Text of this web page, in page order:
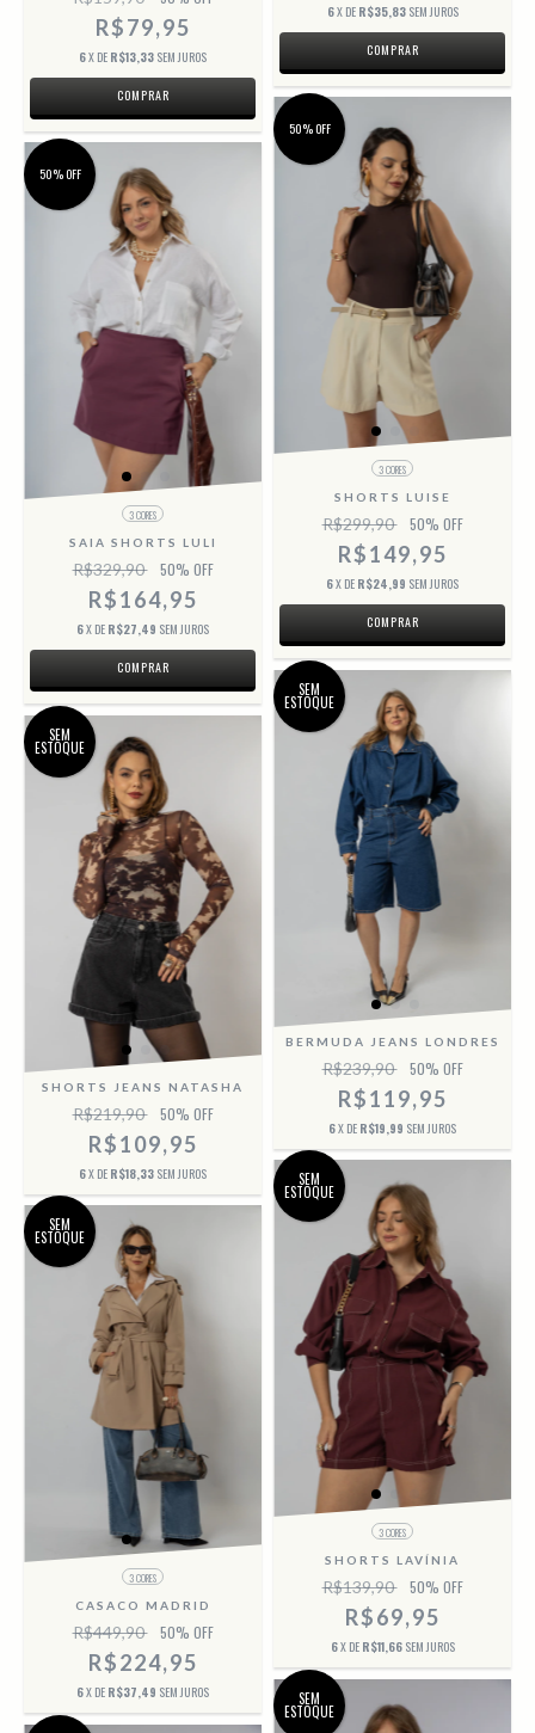
R$79,95
6X DE R$13,33 SEM JUROS
COMPRAR
6X DE R$35,83 SEM JUROS
COMPRAR
50% OFF
3 CORES
SAIA SHORTS LULI
R$329,90 50% OFF
R$164,95
6X DE R$27,49 SEM JUROS
COMPRAR
50% OFF
3 CORES
SHORTS LUISE
R$299,90 50% OFF
R$149,95
6X DE R$24,99 SEM JUROS
COMPRAR
SEM
ESTOQUE
SHORTS JEANS NATASHA
R$219,90 50% OFF
R$109,95
6X DE R$18,33 SEM JUROS
SEM
ESTOQUE
BERMUDA JEANS LONDRES
R$239,90 50% OFF
R$119,95
6X DE R$19,99 SEM JUROS
SEM
ESTOQUE
3 CORES
CASACO MADRID
R$449,90 50% OFF
R$224,95
6X DE R$37,49 SEM JUROS
SEM
ESTOQUE
3 CORES
SHORTS LAVÍNIA
R$139,90 50% OFF
R$69,95
6X DE R$11,66 SEM JUROS
SEM
ESTOQUE